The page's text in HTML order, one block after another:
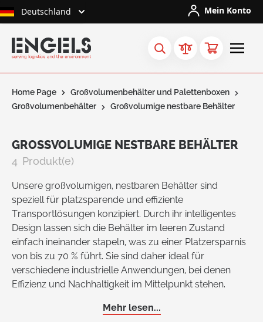
Skip to Content
Deutschland Mein Konto
Home Page
Großvolumenbehälter und Palettenboxen
Großvolumenbehälter
Großvolumige nestbare Behälter
GROSSVOLUMIGE NESTBARE BEHÄLTER
4 Produkt(e)
Unsere großvolumigen, nestbaren Behälter sind
speziell für platzsparende und effiziente
Transportlösungen konzipiert. Durch ihr intelligentes
Design lassen sich die Behälter im leeren Zustand
einfach ineinander stapeln, was zu einer Platzersparnis
von bis zu 70 % führt. Sie sind daher ideal für
verschiedene industrielle Anwendungen, bei denen
Effizienz und Nachhaltigkeit im Mittelpunkt stehen.
Mehr lesen...